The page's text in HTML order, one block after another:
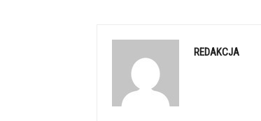
REDAKCJA